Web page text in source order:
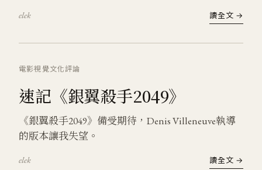
elek 讀全文 →
電影視覺文化評論
速記《銀翼殺手2049》
《銀翼殺手2049》備受期待，Denis Villeneuve執導
的版本讓我失望。
elek 讀全文 →